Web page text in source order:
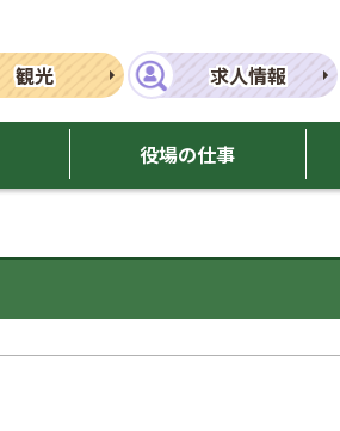
観光 求人情報
役場の仕事